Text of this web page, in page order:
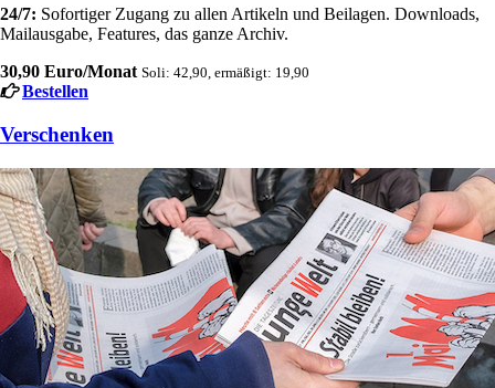
24/7: Sofortiger Zugang zu allen Artikeln und Beilagen. Downloads,
Mailausgabe, Features, das ganze Archiv.
30,90 Euro/Monat Soli: 42,90, ermäßigt: 19,90
Bestellen
Verschenken